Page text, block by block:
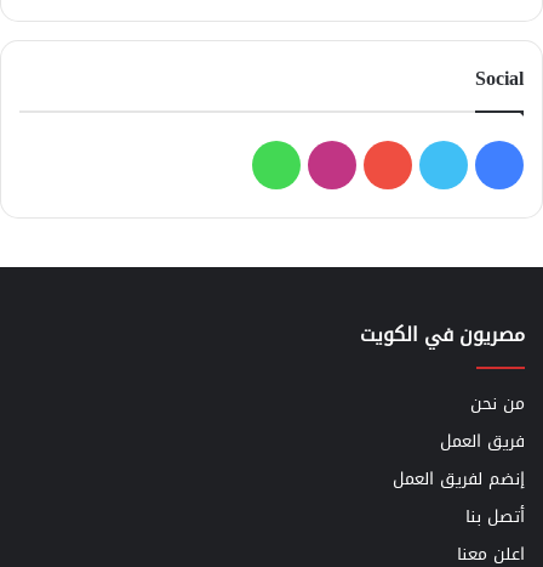
Social
فيسبوك
تويتر يوتيوبانستقرامواتساب
مصريون في الكويت
من نحن
فريق العمل
إنضم لفريق العمل
أتصل بنا
اعلن معنا